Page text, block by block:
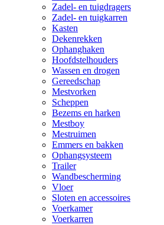
Zadel- en tuigdragers
Zadel- en tuigkarren
Kasten
Dekenrekken
Ophanghaken
Hoofdstelhouders
Wassen en drogen
Gereedschap
Mestvorken
Scheppen
Bezems en harken
Mestboy
Mestruimen
Emmers en bakken
Ophangsysteem
Trailer
Wandbescherming
Vloer
Sloten en accessoires
Voerkamer
Voerkarren